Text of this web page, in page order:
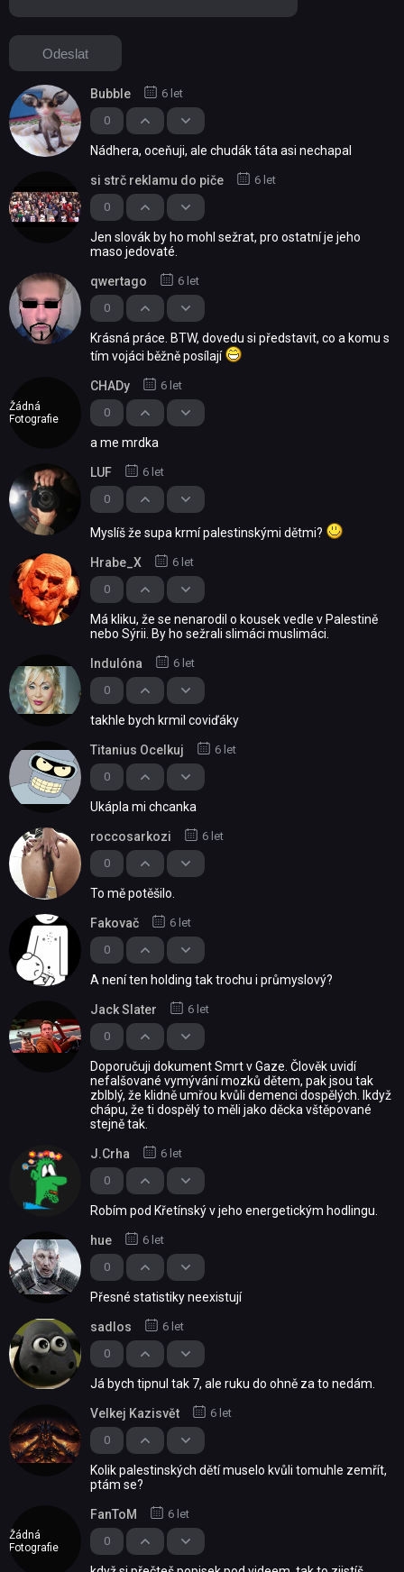
0
Bubble 6 let
Nádhera, oceňuji, ale chudák táta asi nechapal
0
si strč reklamu do piče 6 let
Jen slovák by ho mohl sežrat, pro ostatní je jeho
maso jedovaté.
0
qwertago 6 let
Krásná práce. BTW, dovedu si představit, co a komu s
tím vojáci běžně posílají
Žádná
Fotografie
0
CHADy 6 let
a me mrdka
0
LUF 6 let
Myslíš že supa krmí palestinskými dětmi?
0
Hrabe_X 6 let
Má kliku, že se nenarodil o kousek vedle v Palestině
nebo Sýrii. By ho sežrali slimáci muslimáci.
0
Indulóna 6 let
takhle bych krmil coviďáky
0
Titanius Ocelkuj 6 let
Ukápla mi chcanka
0
roccosarkozi 6 let
To mě potěšilo.
0
Fakovač 6 let
A není ten holding tak trochu i průmyslový?
0
Jack Slater 6 let
Doporučuji dokument Smrt v Gaze. Člověk uvidí
nefalšované vymývání mozků dětem, pak jsou tak
zblblý, že klidně umřou kvůli demenci dospělých. Ikdyž
chápu, že ti dospělý to měli jako děcka vštěpované
stejně tak.
0
J.Crha 6 let
Robím pod Křetínský v jeho energetickým hodlingu.
0
hue 6 let
Přesné statistiky neexistují
0
sadlos 6 let
Já bych tipnul tak 7, ale ruku do ohně za to nedám.
0
Velkej Kazisvět 6 let
Kolik palestinských dětí muselo kvůli tomuhle zemřít,
ptám se?
Žádná
Fotografie
0
FanToM 6 let